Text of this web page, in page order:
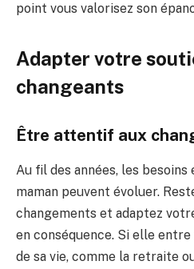
point vous valorisez son
Adapter votre
changeants
Être attentif aux
Au fil des années, les
maman peuvent évoluer.
changements et adaptez
en conséquence. Si elle
de sa vie, comme la retraite